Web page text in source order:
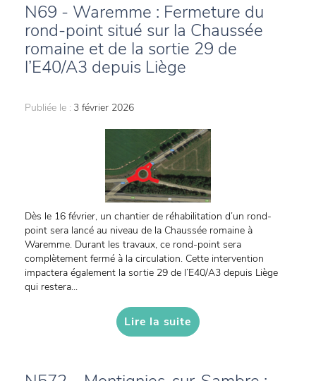
N69 - Waremme : Fermeture du
rond-point situé sur la Chaussée
romaine et de la sortie 29 de
l’E40/A3 depuis Liège
Publiée le : 3 février 2026
Dès le 16 février, un chantier de réhabilitation d’un rond-
point sera lancé au niveau de la Chaussée romaine à
Waremme. Durant les travaux, ce rond-point sera
complètement fermé à la circulation. Cette intervention
impactera également la sortie 29 de l’E40/A3 depuis Liège
qui restera...
Lire la suite